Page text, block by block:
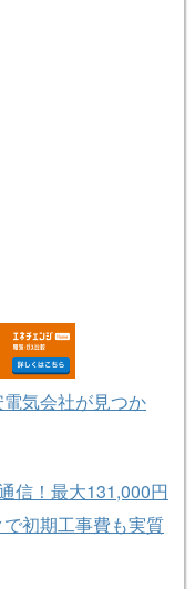
気会社が見つか
信！最大131,000円
初期工事費も実質